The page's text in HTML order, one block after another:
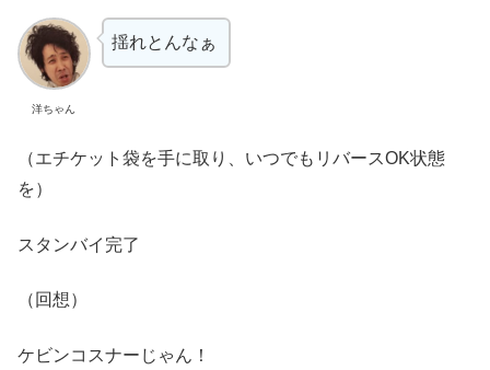
洋ちゃん
揺れとんなぁ
（エチケット袋を手に取り、いつでもリバースOK状態
を）
スタンバイ完了
（回想）
ケビンコスナーじゃん！